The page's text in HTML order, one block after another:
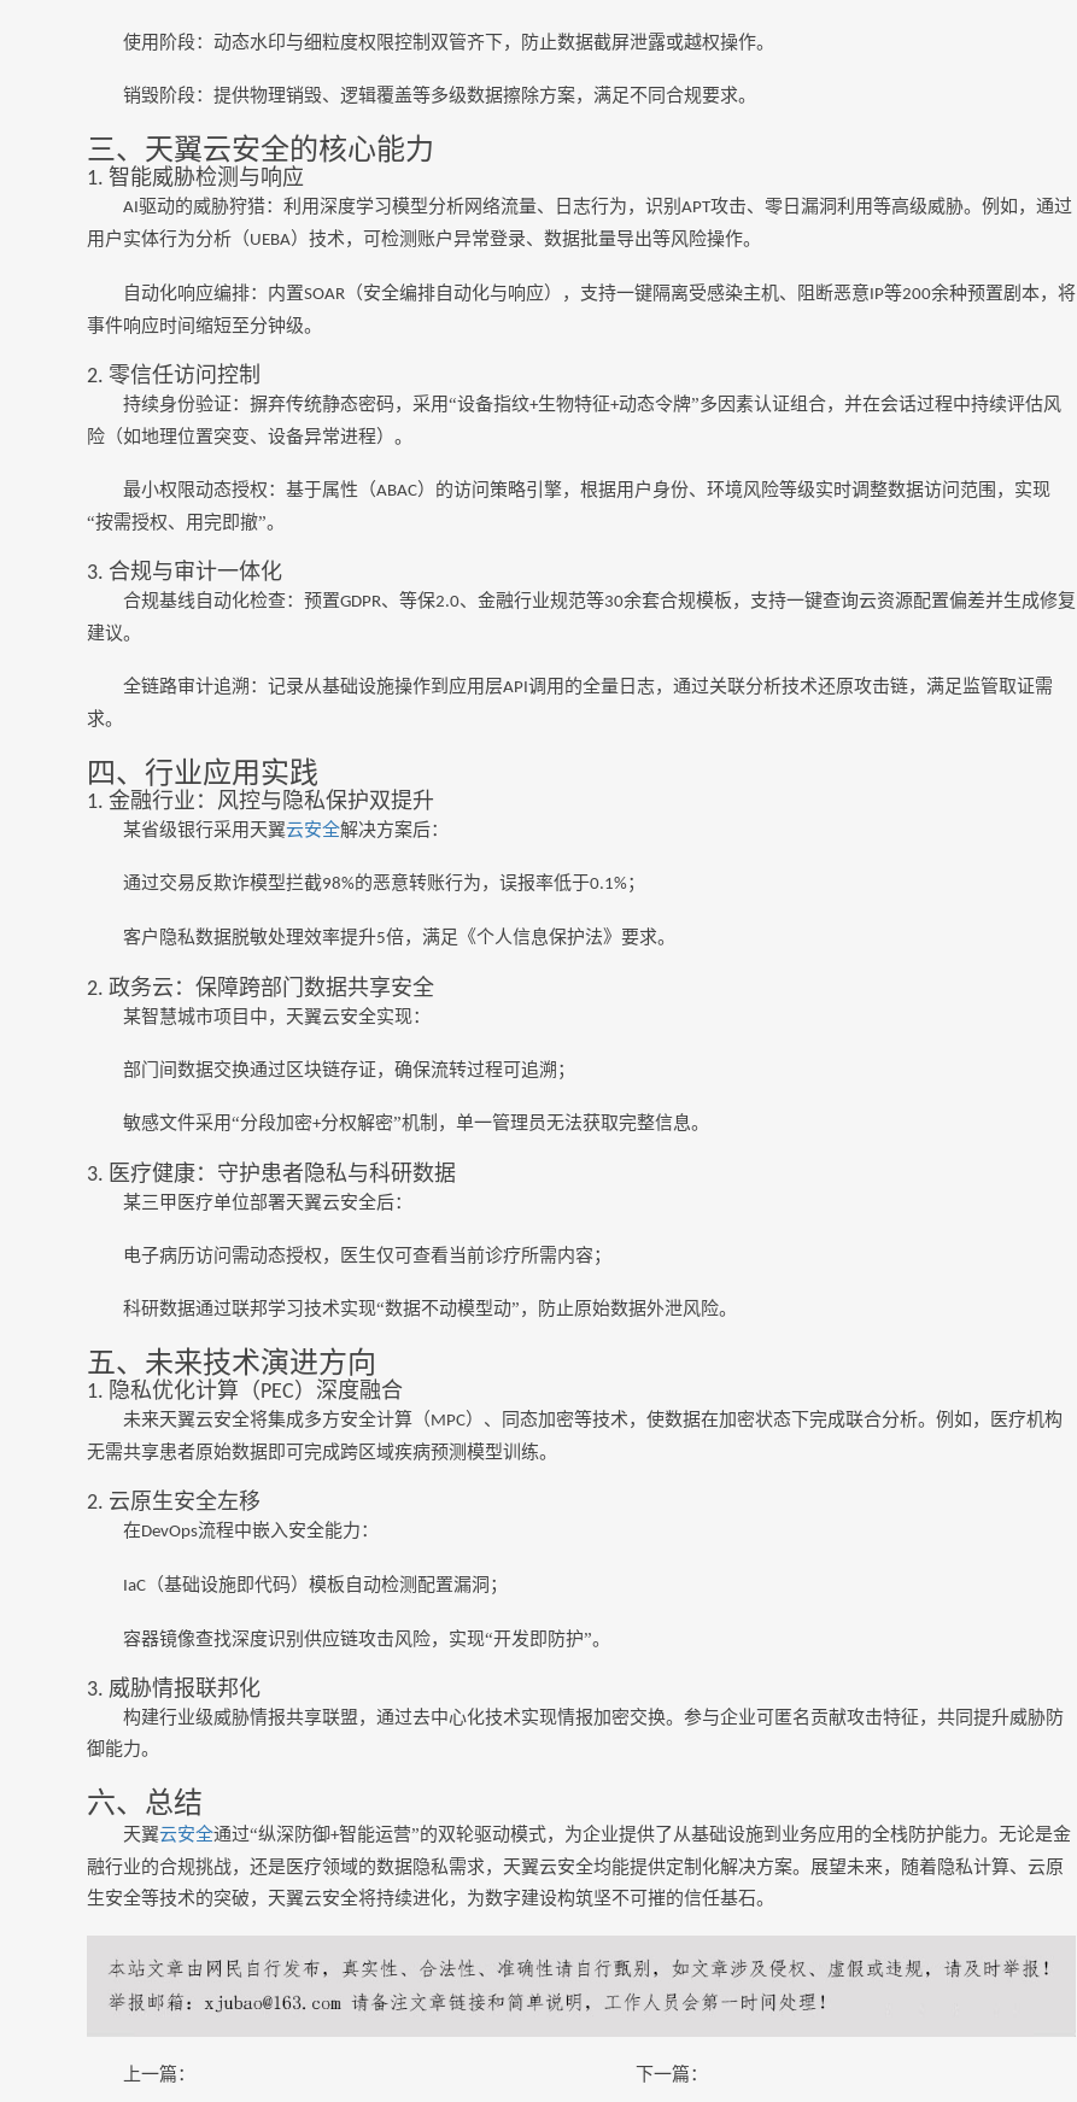
使用阶段：动态水印与细粒度权限控制双管齐下，防止数据截屏泄露或越权操作。
销毁阶段：提供物理销毁、逻辑覆盖等多级数据擦除方案，满足不同合规要求。
三、天翼云安全的核心能力
1. 智能威胁检测与响应
AI驱动的威胁狩猎：利用深度学习模型分析网络流量、日志行为，识别 APT攻击、零日漏洞利用等高级威胁。例如，通过
用户实体行为分析（ UEBA）技术，可检测账户异常登录、数据批量导出等风险操作。
自动化响应编排：内置SOAR （安全编排自动化与响应），支持一键隔离受感染主机、阻断恶意IP等200余种预置剧本，将
事件响应时间缩短至分钟级。
2. 零信任访问控制
持续身份验证：摒弃传统静态密码，采用“设备指纹+生物特征+动态令牌”多因素认证组合，并在会话过程中持续评估风
险（如地理位置突变、设备异常进程）。
最小权限动态授权：基于属性（ABAC）的访问策略引擎，根据用户身份、环境风险等级实时调整数据访问范围，实现
“按需授权、用完即撤”。
3. 合规与审计一体化
合规基线自动化检查：预置GDPR、等保2.0、金融行业规范等30余套合规模板，支持一键查询云资源配置偏差并生成修复
建议。
全链路审计追溯：记录从基础设施操作到应用层API调用的全量日志，通过关联分析技术还原攻击链，满足监管取证需
求。
四、行业应用实践
1. 金融行业：风控与隐私保护双提升
某省级银行采用天翼云安全解决方案后：
通过交易反欺诈模型拦截98%的恶意转账行为，误报率低于0.1%；
客户隐私数据脱敏处理效率提升5倍，满足《个人信息保护法》要求。
2. 政务云：保障跨部门数据共享安全
某智慧城市项目中，天翼云安全实现：
部门间数据交换通过区块链存证，确保流转过程可追溯；
敏感文件采用“分段加密+分权解密”机制，单一管理员无法获取完整信息。
3. 医疗健康：守护患者隐私与科研数据
某三甲 医疗单位部署天翼云安全后：
电子病历访问需动态授权，医生仅可查看当前诊疗所需内容；
科研数据通过联邦学习技术实现“数据不动模型动”， 防止原始数据外泄风险。
五、未来技术演进方向
1. 隐私优化计算（PEC）深度融合
未来天翼云安全将集成多方安全计算（ MPC）、同态加密等技术，使数据在加密状态下完成联合分析。例如，医疗机构
无需共享患者原始数据即可完成跨区域疾病预测模型训练。
2. 云原生安全左移
在DevOps流程中嵌入安全能力：
IaC （基础设施即代码）模板自动检测配置漏洞；
容器镜像查找深度识别供应链攻击风险，实现“开发即防护”。
3. 威胁情报联邦化
构建行业级威胁情报共享联盟，通过去中心化技术实现情报加密交换。参与企业可匿名贡献攻击特征，共同提升威胁防
御能力。
六、总结
天翼云安全通过“纵深防御+智能运营”的双轮驱动模式，为企业提供了从基础设施到业务应用的全栈防护能力。无论是金
融行业的合规挑战，还是医疗领域的数据隐私需求，天翼云安全均能提供定制化解决方案。展望未来，随着隐私计算、云原
生安全等技术的突破，天翼云安全将持续进化，为数字建设构筑坚不可摧的信任基石。
上一篇： 下一篇：